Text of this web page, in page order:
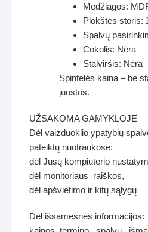
Medžiagos:
Plokštės storis:
Spalvų
Cokolis: Nėra
Stalviršis: Nėra
Spintelės kaina – be
juostos.
UŽSAKOMA GAMYKLOJE
Dėl vaizduoklio ypatybių
pateiktų nuotraukose:
dėl Jūsų kompiuterio
dėl monitoriaus raiškos,
dėl apšvietimo ir kitų sąlygų
Dėl išsamesnės informacijos: